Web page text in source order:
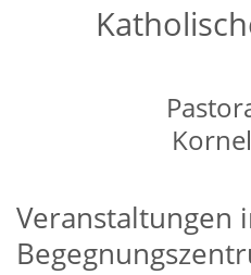
Veranstaltungen